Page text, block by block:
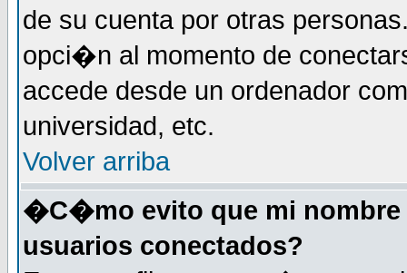
de su cuenta por otras
opci�n al momento de
accede desde un ordenador
universidad, etc.
Volver arriba
�C�mo evito que mi nombre
usuarios conectados?